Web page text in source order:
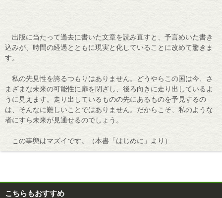
出版に当たって過去に書いた文章を読み直すと、予言めいた書き
込みが、時間の経過とともに現実と化していることに改めて驚きま
す。
私の先見性を誇るつもりはありません。どうやらこの国は今、さ
まざまな未来の可能性に扉を閉ざし、後ろ向きに走り出しているよ
うに見えます。走り出しているものの先にあるものを予見するの
は、そんなに難しいことではありません。だからこそ、私のような
者にすら未来が見通せるのでしょう。
この事態はマズイです。（本書「はじめに」より）
こちらもおすすめ